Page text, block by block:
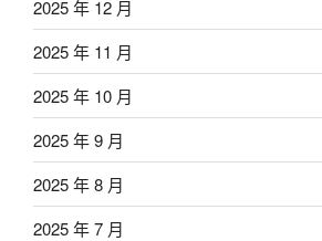
2025 年 12 月
2025 年 11 月
2025 年 10 月
2025 年 9 月
2025 年 8 月
2025 年 7 月